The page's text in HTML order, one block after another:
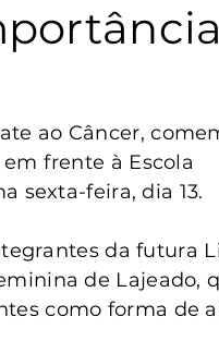
ao Câncer,
frente à Escola
sexta-feira, dia 13.
da futura
de Lajeado,
como forma de